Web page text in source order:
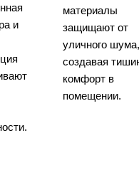
и
материалы
защищают от
уличного шума,
создавая
комфорт в
помещении.